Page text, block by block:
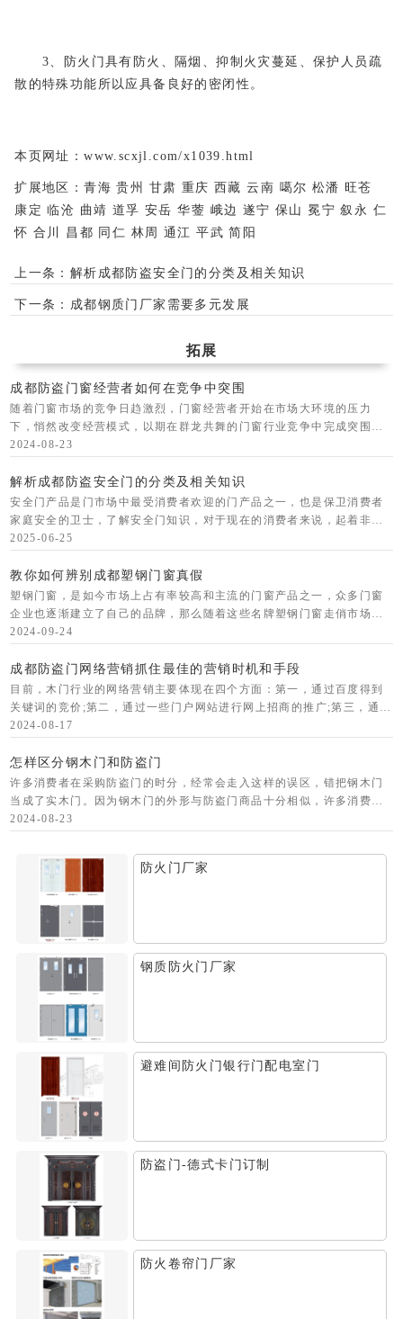
3、防火门具有防火、隔烟、抑制火灾蔓延、保护人员疏
散的特殊功能所以应具备良好的密闭性。
本页网址：www.scxjl.com/x1039.html
扩展地区：青海 贵州 甘肃 重庆 西藏 云南 噶尔 松潘 旺苍
康定 临沧 曲靖 道孚 安岳 华蓥 峨边 遂宁 保山 冕宁 叙永 仁
怀 合川 昌都 同仁 林周 通江 平武 简阳
上一条： 解析成都防盗安全门的分类及相关知识
下一条： 成都钢质门厂家需要多元发展
拓展
成都防盗门窗经营者如何在竞争中突围
随着门窗市场的竞争日趋激烈，门窗经营者开始在市场大环境的压力
下，悄然改变经营模式，以期在群龙共舞的门窗行业竞争中完成突围。
在九正建材网小编看来，突围大致可以采取以下几种方式：一、由单一
2024-08-23
解析成都防盗安全门的分类及相关知识
安全门产品是门市场中最受消费者欢迎的门产品之一，也是保卫消费者
家庭安全的卫士，了解安全门知识，对于现在的消费者来说，起着非常
重要的作用！ 首先，消费者应该正确了解安全门的三种分类方
2025-06-25
教你如何辨别成都塑钢门窗真假
塑钢门窗，是如今市场上占有率较高和主流的门窗产品之一，众多门窗
企业也逐渐建立了自己的品牌，那么随着这些名牌塑钢门窗走俏市场
后，也随之出现了不少假冒名牌塑钢门窗产品，，那么我们该如何分辨
2024-09-24
成都防盗门网络营销抓住最佳的营销时机和手段
目前，木门行业的网络营销主要体现在四个方面：第一，通过百度得到
关键词的竞价;第二，通过一些门户网站进行网上招商的推广;第三，通过
b2b或b2c模式进行网上开店或建立自己的网站的形式;第四，通过博客、
2024-08-17
怎样区分钢木门和防盗门
许多消费者在采购防盗门的时分，经常会走入这样的误区，错把钢木门
当成了实木门。因为钢木门的外形与防盗门商品十分相似，许多消费者
很难准确的差异真实的防盗门。那么，消费者们该怎么准确的分辩防盗
2024-08-23
防火门厂家
钢质防火门厂家
避难间防火门银行门配电室门
防盗门-德式卡门订制
防火卷帘门厂家